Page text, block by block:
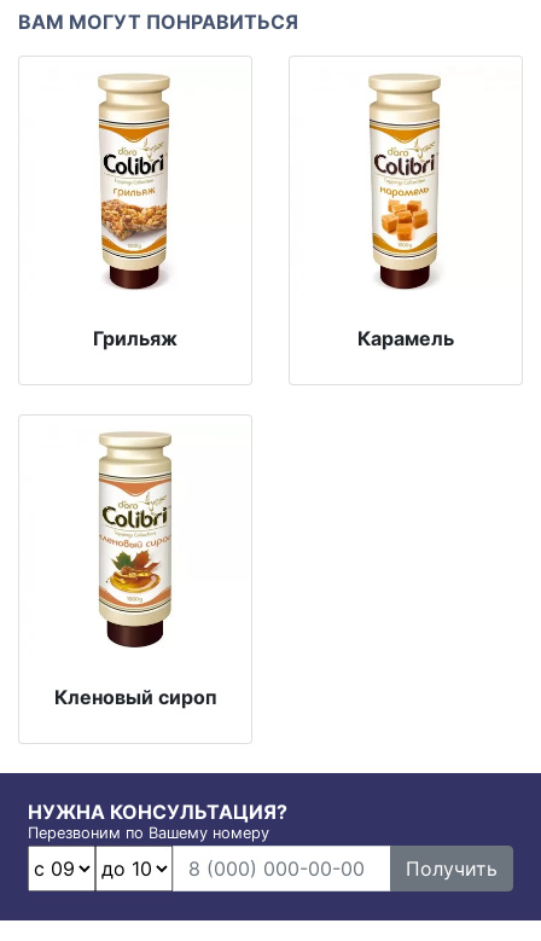
ВАМ МОГУТ ПОНРАВИТЬСЯ
Грильяж Карамель
Кленовый сироп
НУЖНА КОНСУЛЬТАЦИЯ?
Перезвоним по Вашему номеру
Получить